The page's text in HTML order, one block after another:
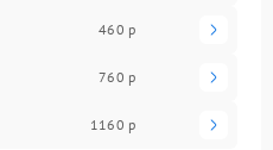
460 р
760 р
1160 р